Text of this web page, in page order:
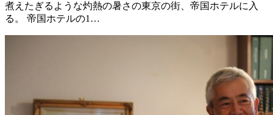
煮えたぎるような灼熱の暑さの東京の街、帝国ホテルに入
る。 帝国ホテルの1…